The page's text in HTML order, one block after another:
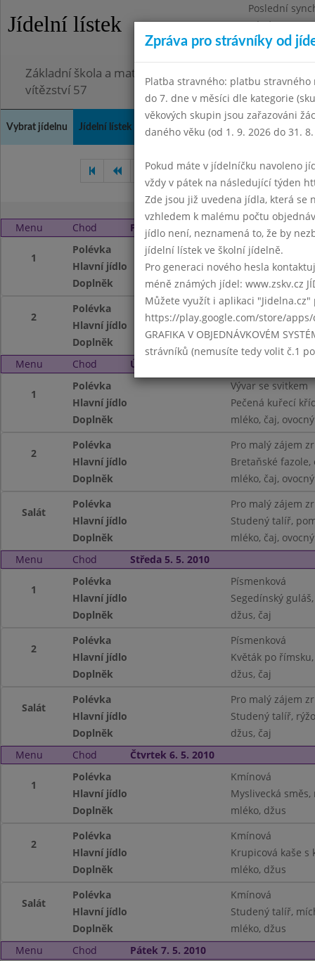
Jídelní lístek
Poslední
Pátek
Omezení
Základní škola a mateřská škola Chodov, Praha 4,
vítězství 57
Vybrat jídelnu Jídelní lístek Historie Kontakty a informace
Březen 2010 Duben 2010
Menu Chod Pondělí 3. 5. 2010
1
Polévka
S játrovou rýží
Hlavní jídlo
Čočka na kyselo,
Doplněk
ochucené mléko,
2
Polévka
S játrovou rýží
Hlavní jídlo
Kynuté knedlíky
Doplněk
ochucené mléko,
Menu
Chod Úterý 4. 5. 2010
1
Polévka
Vývar se svitkem
Hlavní jídlo
Pečená kuřecí
Doplněk
mléko, čaj,
2
Polévka
Pro malý zájem
Hlavní jídlo
Bretaňské fazole,
Doplněk
mléko, čaj,
Salát
Polévka
Pro malý zájem
Hlavní jídlo
Studený talíř,
Doplněk
mléko, čaj,
Menu
Chod Středa 5. 5. 2010
1
Polévka
Písmenková
Hlavní jídlo
Segedínský
Doplněk
džus, čaj
2
Polévka
Písmenková
Hlavní jídlo
Květák po
Doplněk
džus, čaj
Salát
Polévka
Pro malý zájem
Hlavní jídlo
Studený talíř,
Doplněk
džus, čaj
Menu
Chod Čtvrtek 6. 5. 2010
1
Polévka
Kmínová
Hlavní jídlo
Myslivecká směs,
Doplněk
mléko, džus
2
Polévka
Kmínová
Hlavní jídlo
Krupicová kaše s
Doplněk
mléko, džus
Salát
Polévka
Kmínová
Hlavní jídlo
Studený talíř,
Doplněk
mléko, džus
Menu
Chod Pátek 7. 5. 2010
Zpráva pro strávníky od
Platba stravného: platbu stravného
do 7. dne v měsíci dle kategorie
věkových skupin jsou zařazováni
daného věku (od 1. 9. 2026 do 31.
Pokud máte v jídelníčku navoleno
vždy v pátek na následující týden
Zde jsou již uvedena jídla, která se
vzhledem k malému počtu
jídlo není, neznamená to, že by
jídelní lístek ve školní jídelně.
Pro generaci nového hesla
méně známých jídel: www.zskv.cz
Můžete využít i aplikaci
https://play.google.com/store/
GRAFIKA V OBJEDNÁVKOVÉM
strávníků (nemusíte tedy volit č.1